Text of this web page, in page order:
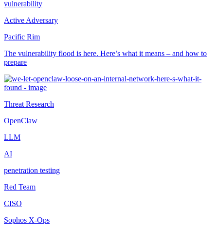
vulnerability
Active Adversary
Pacific Rim
The vulnerability flood is here. Here’s what it means – and how to
prepare
Threat Research
OpenClaw
LLM
AI
penetration testing
Red Team
CISO
Sophos X-Ops